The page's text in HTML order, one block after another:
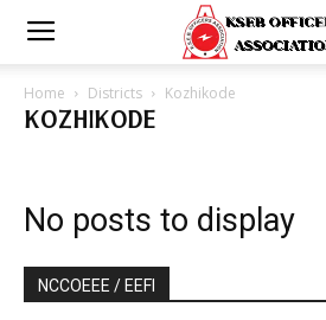
Home Districts Kozhikode
KOZHIKODE
No posts to display
NCCOEEE / EEFI